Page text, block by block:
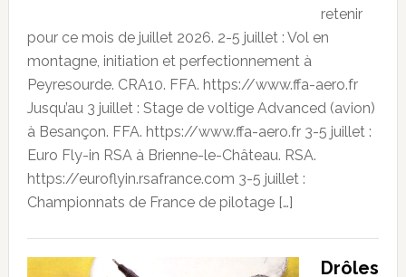
retenir
pour ce mois de juillet 2026. 2-5 juillet : Vol en
montagne, initiation et perfectionnement à
Peyresourde. CRA10. FFA. https://www.ffa-aero.fr
Jusqu’au 3 juillet : Stage de voltige Advanced (avion)
à Besançon. FFA. https://www.ffa-aero.fr 3-5 juillet :
Euro Fly-in RSA à Brienne-le-Château. RSA.
https://euroflyin.rsafrance.com 3-5 juillet :
Championnats de France de pilotage […]
Drôles